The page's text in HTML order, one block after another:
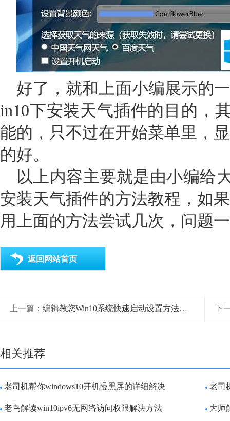
好了，就和上面小编展示的
in10下安装天气插件的目的，
能的，只不过在开始菜单里，
的好。
以上内容主要就是由小编给
安装天气插件的方法教程，如
用上面的方法尝试几次，问题
返回网站首页
上一篇： 编辑教您Win10系统快速启动设置方法的图文方式 下
相关推荐
老司机帮你windows10开机慢黑屏的详细解决 老司
老鸟解读win10ipv6无网络访问权限解决方法 大师